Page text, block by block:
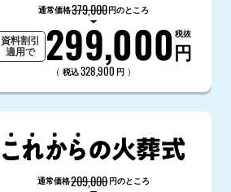
通常価格379,000円のところ
資料割引
適用で
299,000円
税抜
（ 税込328,900 円 ）
通常価格209,000円のところ